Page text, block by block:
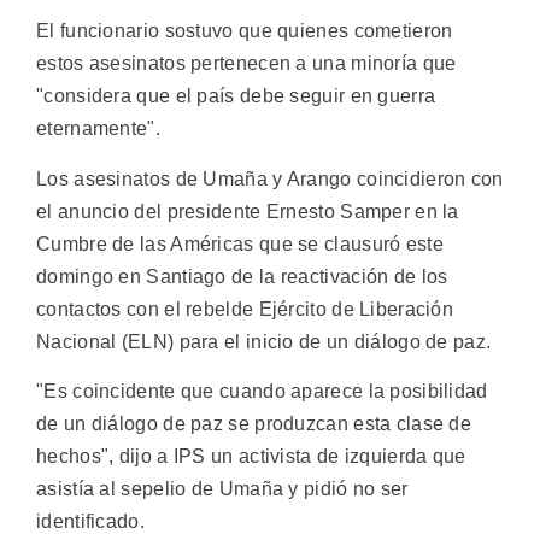
El funcionario sostuvo que quienes cometieron
estos asesinatos pertenecen a una minoría que
"considera que el país debe seguir en guerra
eternamente".
Los asesinatos de Umaña y Arango coincidieron con
el anuncio del presidente Ernesto Samper en la
Cumbre de las Américas que se clausuró este
domingo en Santiago de la reactivación de los
contactos con el rebelde Ejército de Liberación
Nacional (ELN) para el inicio de un diálogo de paz.
"Es coincidente que cuando aparece la posibilidad
de un diálogo de paz se produzcan esta clase de
hechos", dijo a IPS un activista de izquierda que
asistía al sepelio de Umaña y pidió no ser
identificado.